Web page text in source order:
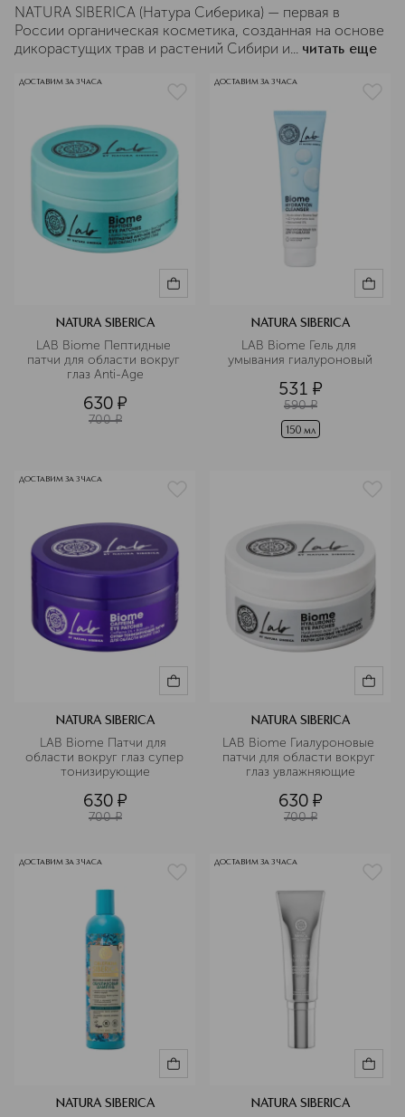
NATURA SIBERICA (Натура Сиберика) — первая в
России органическая косметика, созданная на основе
дикорастущих трав и растений Сибири и... читать еще
ДОСТАВИМ ЗА 3 ЧАСА
NATURA SIBERICA
LAB Biome Пептидные
патчи для области вокруг
глаз Anti-Age
630 ¤
700 ¤
ДОСТАВИМ ЗА 3 ЧАСА
NATURA SIBERICA
LAB Biome Гель для
умывания гиалуроновый
531 ¤
590 ¤
150 мл
ДОСТАВИМ ЗА 3 ЧАСА
NATURA SIBERICA
LAB Biome Патчи для
области вокруг глаз супер
тонизирующие
630 ¤
700 ¤
NATURA SIBERICA
LAB Biome Гиалуроновые
патчи для области вокруг
глаз увлажняющие
630 ¤
700 ¤
ДОСТАВИМ ЗА 3 ЧАСА
NATURA SIBERICA
ДОСТАВИМ ЗА 3 ЧАСА
NATURA SIBERICA